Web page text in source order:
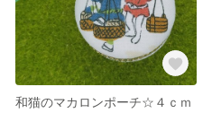
和猫のマカロンポーチ☆４ｃｍ